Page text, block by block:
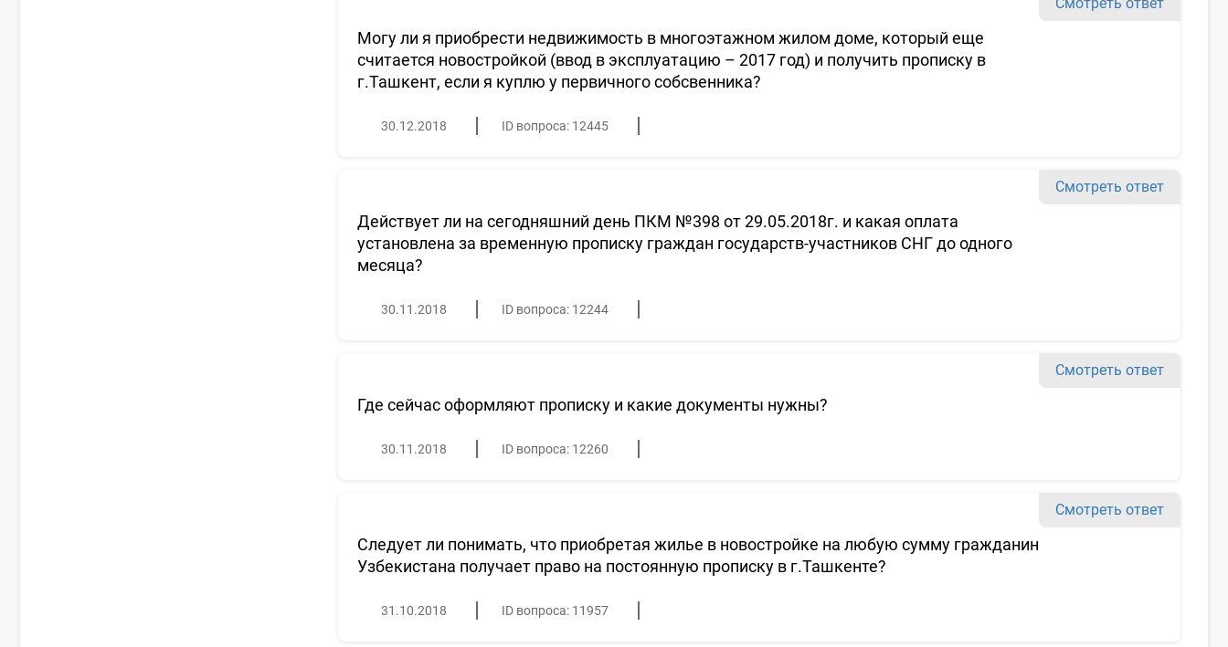
Могу ли я приобрести недвижимость в многоэтажном жилом доме, который еще
считается новостройкой (ввод в эксплуатацию – 2017 год) и получить прописку в
г.Ташкент, если я куплю у первичного собсвенника?
30.12.2018 ID вопроса: 12445
Действует ли на сегодняшний день ПКМ №398 от 29.05.2018г. и какая оплата
установлена за временную прописку граждан государств-участников СНГ до одного
месяца?
30.11.2018 ID вопроса: 12244
Смотреть ответ
Где сейчас оформляют прописку и какие документы нужны?
30.11.2018 ID вопроса: 12260
Смотреть ответ
Следует ли понимать, что приобретая жилье в новостройке на любую сумму гражданин
Узбекистана получает право на постоянную прописку в г.Ташкенте?
31.10.2018 ID вопроса: 11957
Смотреть ответ